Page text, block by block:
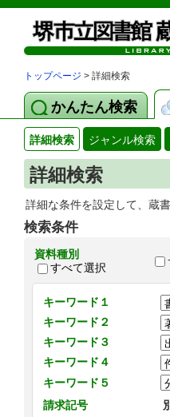
トップページ > 詳細検索
かんたん検索
詳細検索 ジャンル検索
詳細検索
詳細な条件を設定して、蔵
検索条件
資料種別
すべて選択
キーワード１
キーワード２
キーワード３
キーワード４
キーワード５
請求記号